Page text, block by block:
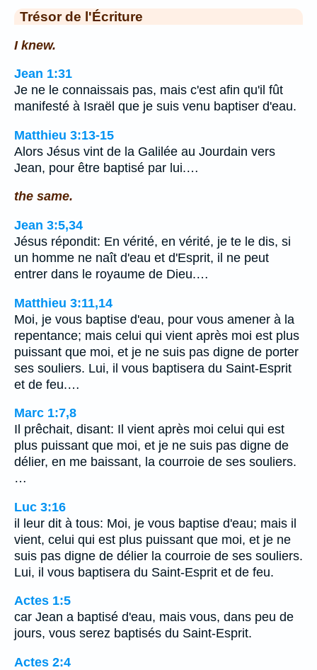
Trésor de l'Écriture
I knew.
Jean 1:31
Je ne le connaissais pas, mais c'est afin qu'il fût
manifesté à Israël que je suis venu baptiser d'eau.
Matthieu 3:13-15
Alors Jésus vint de la Galilée au Jourdain vers
Jean, pour être baptisé par lui.…
the same.
Jean 3:5,34
Jésus répondit: En vérité, en vérité, je te le dis, si
un homme ne naît d'eau et d'Esprit, il ne peut
entrer dans le royaume de Dieu.…
Matthieu 3:11,14
Moi, je vous baptise d'eau, pour vous amener à la
repentance; mais celui qui vient après moi est plus
puissant que moi, et je ne suis pas digne de porter
ses souliers. Lui, il vous baptisera du Saint-Esprit
et de feu.…
Marc 1:7,8
Il prêchait, disant: Il vient après moi celui qui est
plus puissant que moi, et je ne suis pas digne de
délier, en me baissant, la courroie de ses souliers.
…
Luc 3:16
il leur dit à tous: Moi, je vous baptise d'eau; mais il
vient, celui qui est plus puissant que moi, et je ne
suis pas digne de délier la courroie de ses souliers.
Lui, il vous baptisera du Saint-Esprit et de feu.
Actes 1:5
car Jean a baptisé d'eau, mais vous, dans peu de
jours, vous serez baptisés du Saint-Esprit.
Actes 2:4